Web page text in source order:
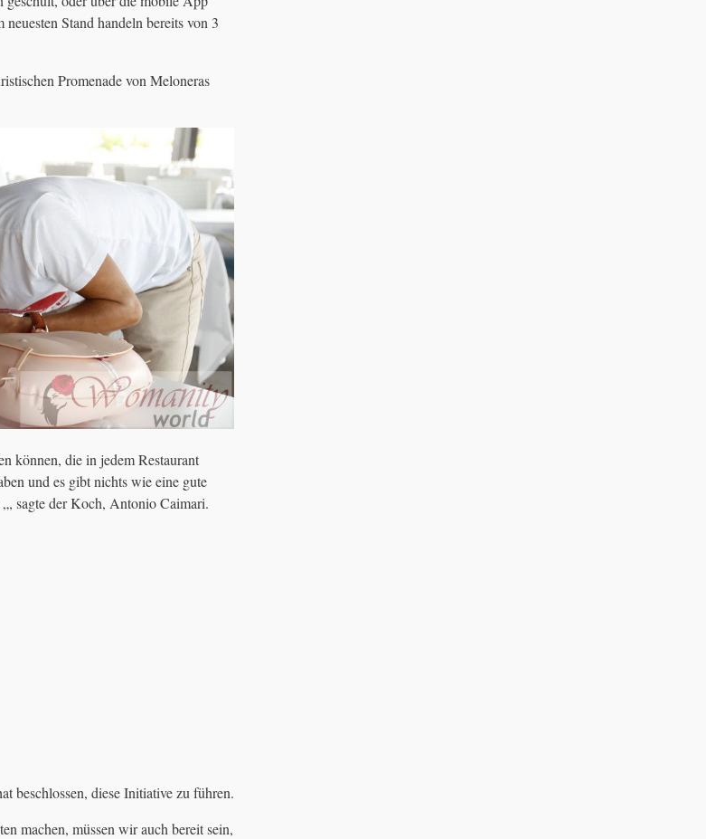
Stand handeln bereits von 3
Promenade von Meloneras
können, die in jedem Restaurant
und es gibt nichts wie eine gute
sagte der Koch, Antonio Caimari.
beschlossen, diese Initiative zu führen.
machen, müssen wir auch bereit sein,